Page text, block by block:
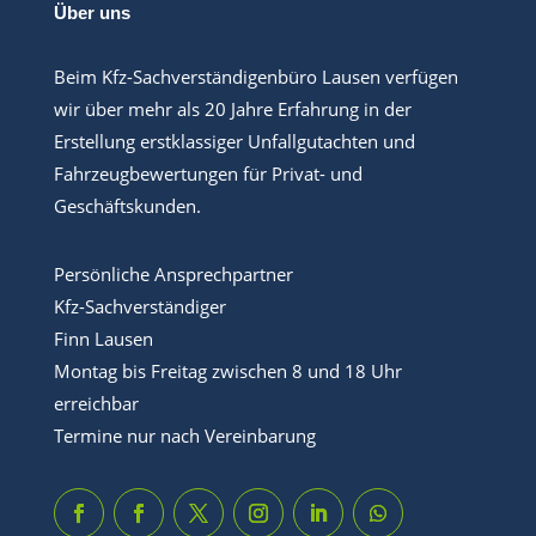
Über uns
Beim Kfz-Sachverständigenbüro Lausen verfügen
wir über mehr als 20 Jahre Erfahrung in der
Erstellung erstklassiger Unfallgutachten und
Fahrzeugbewertungen für Privat- und
Geschäftskunden.
Persönliche Ansprechpartner
Kfz-Sachverständiger
Finn Lausen
Montag bis Freitag zwischen 8 und 18 Uhr
erreichbar
Termine nur nach Vereinbarung